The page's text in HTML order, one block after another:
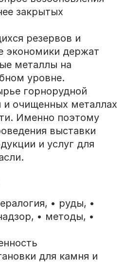
закрытых
резервов и
экономики держат
металлы на
уровне.
горнорудной
очищенных металлах
Именно поэтому
выставки
и услуг для
• руды, •
• методы, •
для камня и